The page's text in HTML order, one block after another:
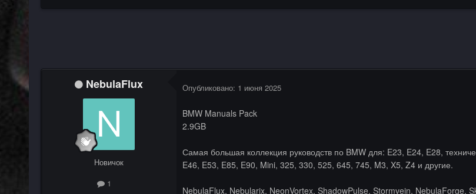
NebulaFlux
Новичок
1
Опубликовано: 1 июня 2025
BMW Manuals Pack
2.9GB
Самая большая коллекция руководств по BMW для: E23, E24, E28,
E46, E53, E85, E90, Mini, 325, 330, 525, 645, 745, M3, X5, Z4 и другие.
NebulaFlux, Nebularix, NeonVortex, ShadowPulse, Stormvein, NebulaForge,